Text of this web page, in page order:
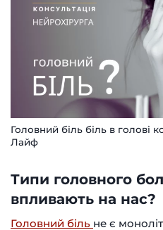
Головний біль біль в голові
Лайф
Типи головного
впливають на нас?
Головний біль не є